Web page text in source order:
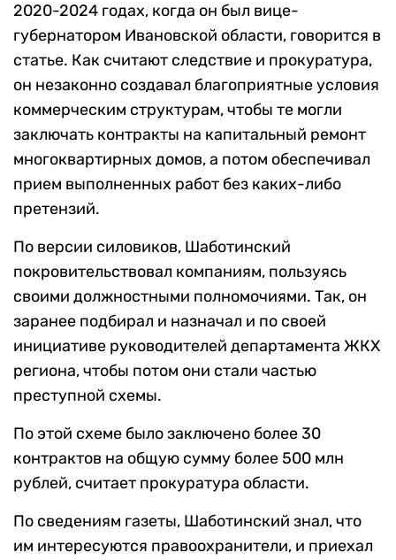
2020-2024 годах, когда он был вице-
губернатором Ивановской области, говорится в
статье. Как считают следствие и прокуратура,
он незаконно создавал благоприятные условия
коммерческим структурам, чтобы те могли
заключать контракты на капитальный ремонт
многоквартирных домов, а потом обеспечивал
прием выполненных работ без каких-либо
претензий.
По версии силовиков, Шаботинский
покровительствовал компаниям, пользуясь
своими должностными полномочиями. Так, он
заранее подбирал и назначал и по своей
инициативе руководителей департамента ЖКХ
региона, чтобы потом они стали частью
преступной схемы.
По этой схеме было заключено более 30
контрактов на общую сумму более 500 млн
рублей, считает прокуратура области.
По сведениям газеты, Шаботинский знал, что
им интересуются правоохранители, и приехал